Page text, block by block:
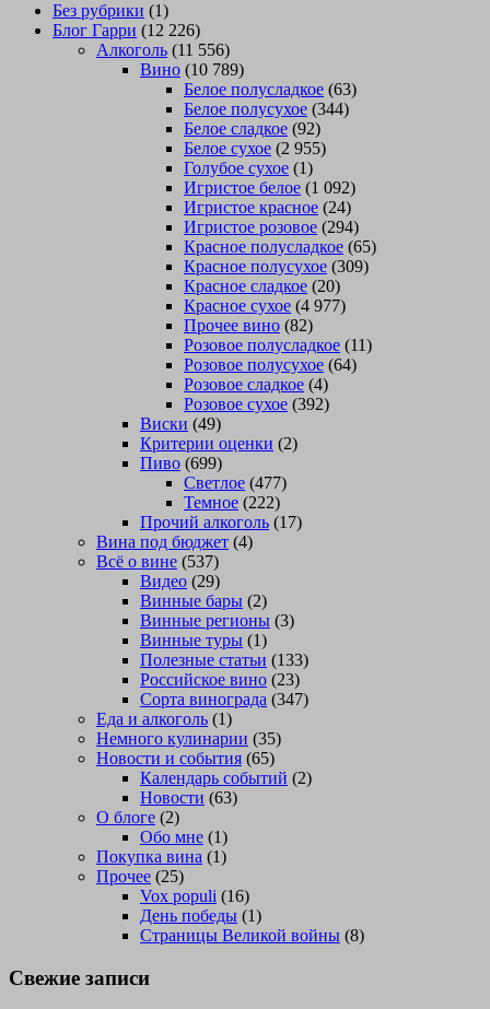
Без рубрики (1)
Блог Гарри (12 226)
Алкоголь (11 556)
Вино (10 789)
Белое полусладкое (63)
Белое полусухое (344)
Белое сладкое (92)
Белое сухое (2 955)
Голубое сухое (1)
Игристое белое (1 092)
Игристое красное (24)
Игристое розовое (294)
Красное полусладкое (65)
Красное полусухое (309)
Красное сладкое (20)
Красное сухое (4 977)
Прочее вино (82)
Розовое полусладкое (11)
Розовое полусухое (64)
Розовое сладкое (4)
Розовое сухое (392)
Виски (49)
Критерии оценки (2)
Пиво (699)
Светлое (477)
Темное (222)
Прочий алкоголь (17)
Вина под бюджет (4)
Всё о вине (537)
Видео (29)
Винные бары (2)
Винные регионы (3)
Винные туры (1)
Полезные статьи (133)
Российское вино (23)
Сорта винограда (347)
Еда и алкоголь (1)
Немного кулинарии (35)
Новости и события (65)
Календарь событий (2)
Новости (63)
О блоге (2)
Обо мне (1)
Покупка вина (1)
Прочее (25)
Vox populi (16)
День победы (1)
Страницы Великой войны (8)
Свежие записи